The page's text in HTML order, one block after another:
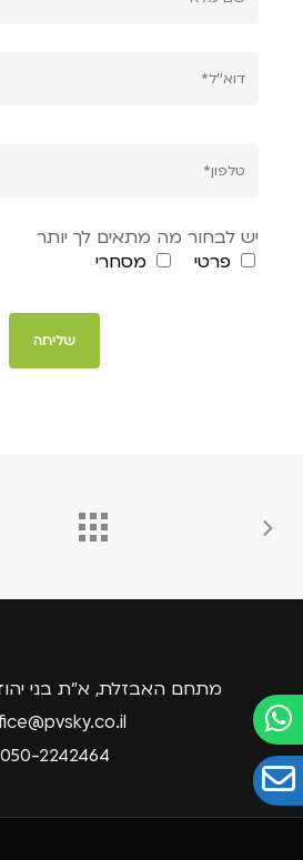
יש לבחור מה מתאים לך יותר
פרטי
מסחרי
מתחם האבזלת, א"ת בני
050-2242464